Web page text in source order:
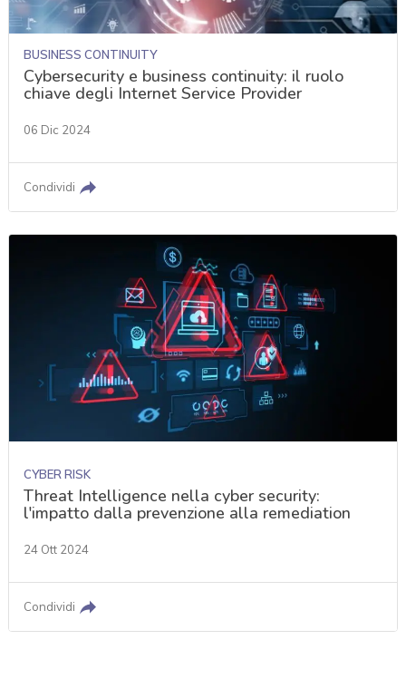
BUSINESS CONTINUITY
Cybersecurity e business continuity: il ruolo
chiave degli Internet Service Provider
06 Dic 2024
Condividi
CYBER RISK
Threat Intelligence nella cyber security:
l'impatto dalla prevenzione alla remediation
24 Ott 2024
Condividi